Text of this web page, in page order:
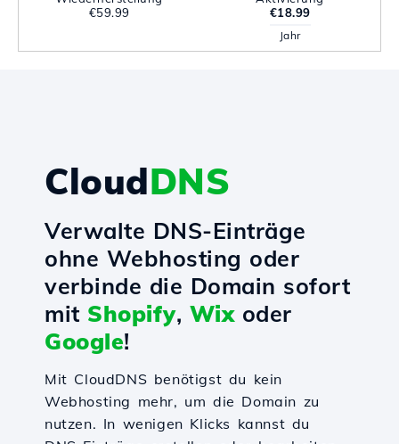
€59.99
€18.99
Jahr
CloudDNS
Verwalte DNS-Einträge
ohne Webhosting oder
verbinde die Domain sofort
mit Shopify, Wixoder
Google!
Mit CloudDNS benötigst du kein
Webhosting mehr, um die Domain zu
nutzen. In wenigen Klicks kannst du